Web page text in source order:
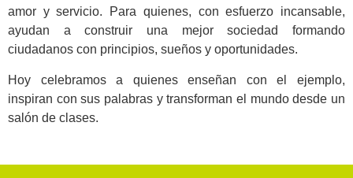
amor y servicio. Para quienes, con esfuerzo incansable,
ayudan a construir una mejor sociedad formando
ciudadanos con principios, sueños y oportunidades.
Hoy celebramos a quienes enseñan con el ejemplo,
inspiran con sus palabras y transforman el mundo desde un
salón de clases.